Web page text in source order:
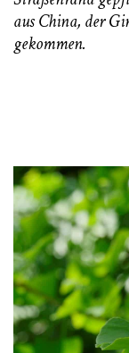
aus China, der
gekommen.